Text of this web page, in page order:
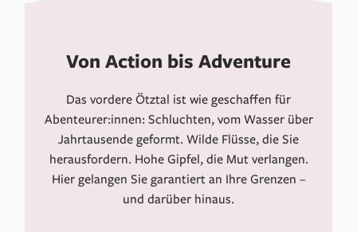
Von Action bis Adventure
Das vordere Ötztal ist wie geschaffen für
Abenteurer:innen: Schluchten, vom Wasser über
Jahrtausende geformt. Wilde Flüsse, die Sie
herausfordern. Hohe Gipfel, die Mut verlangen.
Hier gelangen Sie garantiert an Ihre Grenzen –
und darüber hinaus.